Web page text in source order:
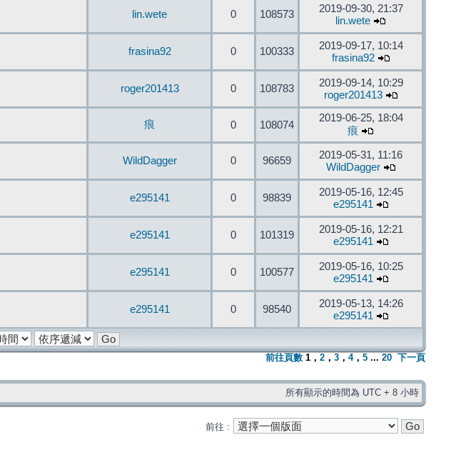
lin.wete 0 108573
2019-09-30, 21:37
lin.wete
frasina92 0 100333
2019-09-17, 10:14
frasina92
roger201413 0 108783
2019-09-14, 10:29
roger201413
痕 0 108074
2019-06-25, 18:04
痕
WildDagger 0 96659
2019-05-31, 11:16
WildDagger
e295141 0 98839
2019-05-16, 12:45
e295141
e295141 0 101319
2019-05-16, 12:21
e295141
e295141 0 100577
2019-05-16, 10:25
e295141
e295141 0 98540
2019-05-13, 14:26
e295141
前往頁數 1 ， 2 ， 3 ， 4， 5 ... 20 下一頁
所有顯示的時間為 UTC + 8 小時
前往 :